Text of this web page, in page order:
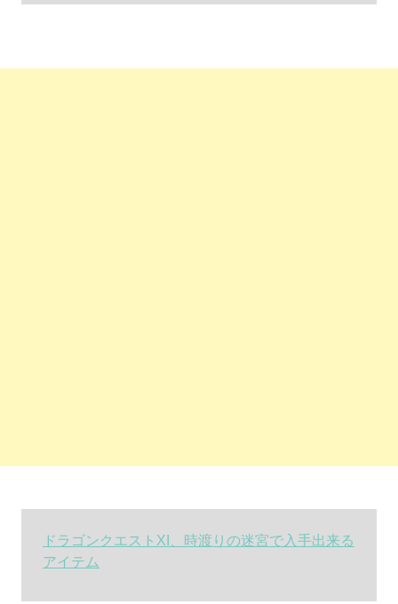
ドラゴンクエストXI、時渡りの迷宮で入手出来る
アイテム